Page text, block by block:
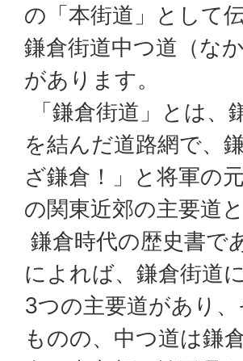
の「本街道」として
鎌倉街道中つ道（な
があります。
「鎌倉街道」とは、
を結んだ道路網で、
ざ鎌倉！」と将軍の
の関東近郊の主要道
鎌倉時代の歴史書で
によれば、鎌倉街道
3つの主要道があり
ものの、中つ道は鎌